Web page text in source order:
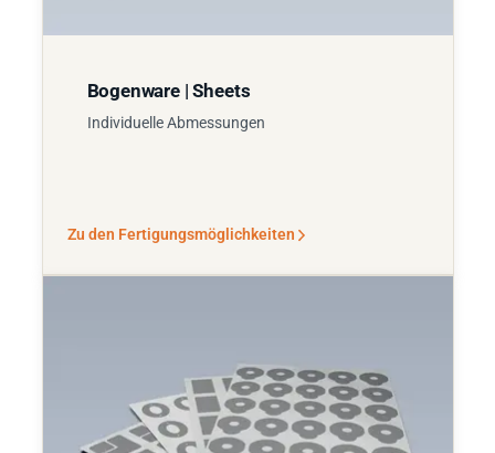
Bogenware | Sheets
Individuelle Abmessungen
Zu den Fertigungsmöglichkeiten